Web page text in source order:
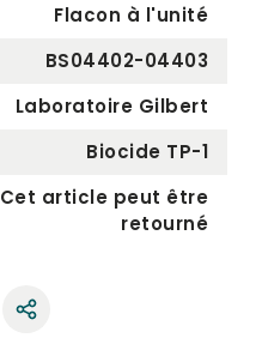
Flacon à l'unité
BS04402-04403
Laboratoire Gilbert
Biocide TP-1
Cet article peut être
retourné
Partager le produit